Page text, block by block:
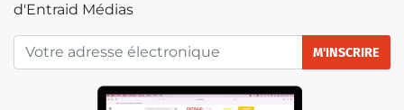
d'Entraid Médias
M'INSCRIRE